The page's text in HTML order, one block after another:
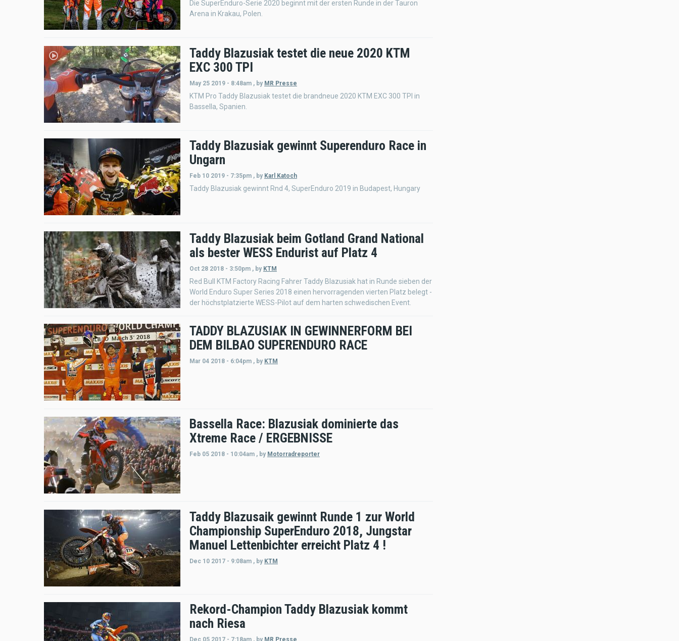
Die SuperEnduro-Serie 2020 beginnt mit der ersten Runde in der Tauron
Arena in Krakau, Polen.
Taddy Blazusiak testet die neue 2020 KTM
EXC 300 TPI
May 25 2019 - 8:48am , by MR Presse
KTM Pro Taddy Blazusiak testet die brandneue 2020 KTM EXC 300 TPI in
Bassella, Spanien.
Taddy Blazusiak gewinnt Superenduro Race in
Ungarn
Feb 10 2019 - 7:35pm , by Karl Katoch
Taddy Blazusiak gewinnt Rnd 4, SuperEnduro 2019 in Budapest, Hungary
Taddy Blazusiak beim Gotland Grand National
als bester WESS Endurist auf Platz 4
Oct 28 2018 - 3:50pm , by KTM
Red Bull KTM Factory Racing Fahrer Taddy Blazusiak hat in Runde sieben der
World Enduro Super Series 2018 einen hervorragenden vierten Platz belegt -
der höchstplatzierte WESS-Pilot auf dem harten schwedischen Event.
TADDY BLAZUSIAK IN GEWINNERFORM BEI
DEM BILBAO SUPERENDURO RACE
Mar 04 2018 - 6:04pm , by KTM
Bassella Race: Blazusiak dominierte das
Xtreme Race / ERGEBNISSE
Feb 05 2018 - 10:04am , by Motorradreporter
Taddy Blazusaik gewinnt Runde 1 zur World
Championship SuperEnduro 2018, Jungstar
Manuel Lettenbichter erreicht Platz 4 !
Dec 10 2017 - 9:08am , by KTM
Rekord-Champion Taddy Blazusiak kommt
nach Riesa
Dec 05 2017 - 7:18am , by MR Presse